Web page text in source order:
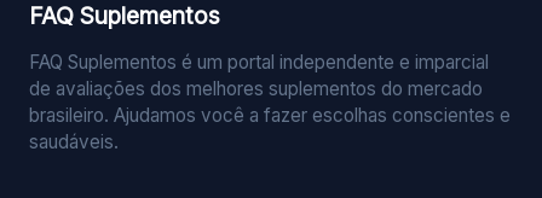
FAQ Suplementos
FAQ Suplementos é um portal independente e imparcial
de avaliações dos melhores suplementos do mercado
brasileiro. Ajudamos você a fazer escolhas conscientes e
saudáveis.